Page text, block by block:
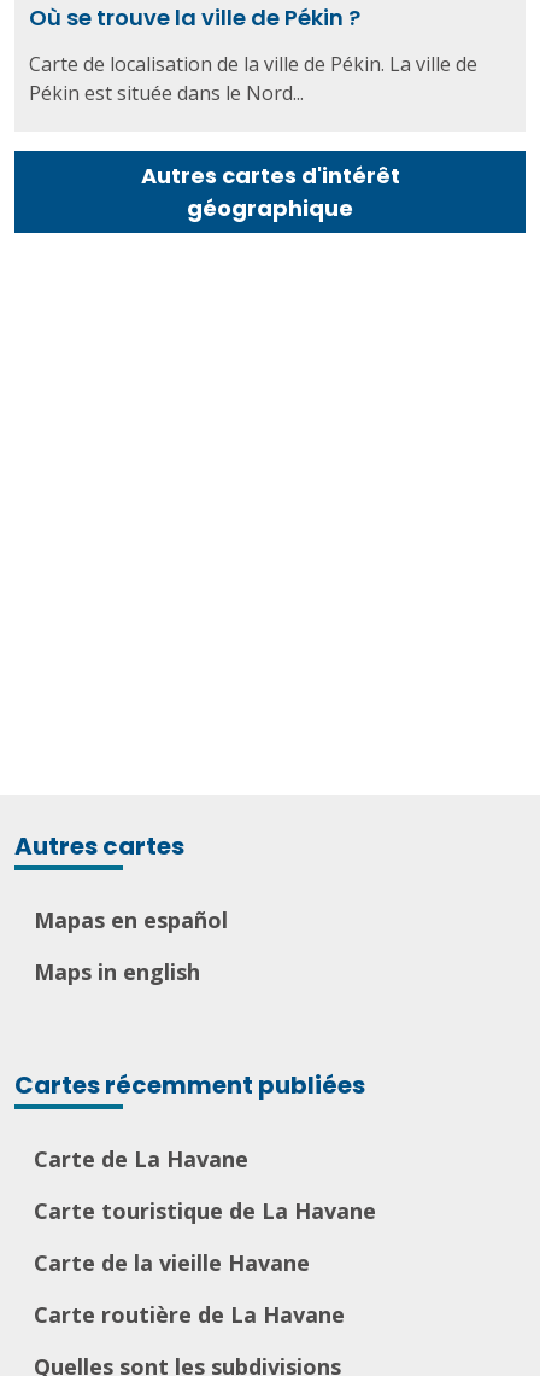
Où se trouve la ville de Pékin ?
Carte de localisation de la ville de Pékin. La ville de
Pékin est située dans le Nord...
Autres cartes d'intérêt
géographique
Autres cartes
Mapas en español
Maps in english
Cartes récemment publiées
Carte de La Havane
Carte touristique de La Havane
Carte de la vieille Havane
Carte routière de La Havane
Quelles sont les subdivisions